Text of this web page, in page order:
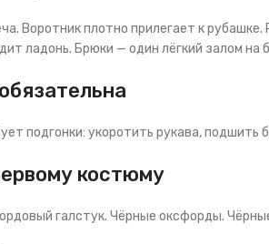
Воротник плотно прилегает к
ладонь. Брюки — один лёгкий залом на
подгонки: укоротить рукава, подшить
костюму
галстук. Чёрные оксфорды.